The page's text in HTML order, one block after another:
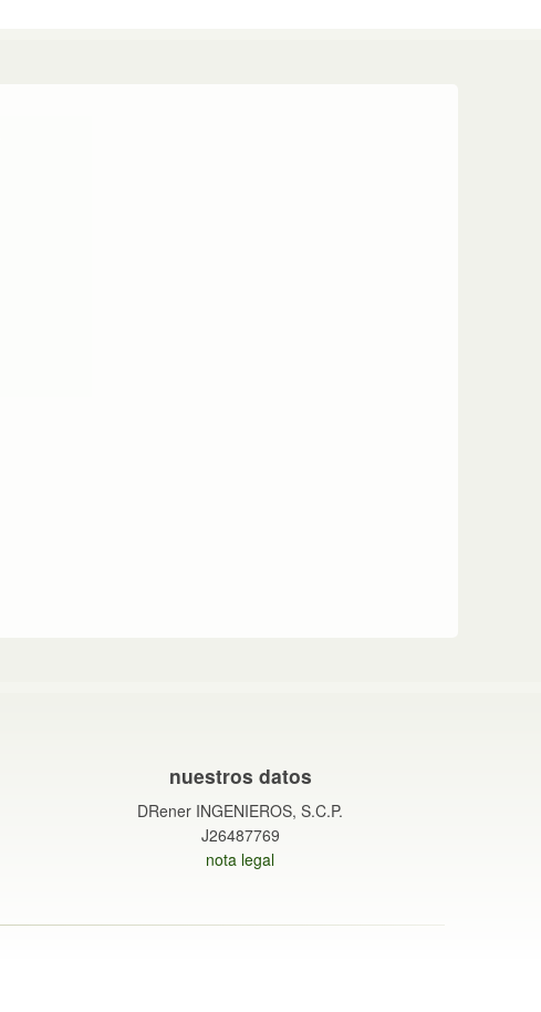
nuestros datos
DRener INGENIEROS, S.C.P.
J26487769
nota legal